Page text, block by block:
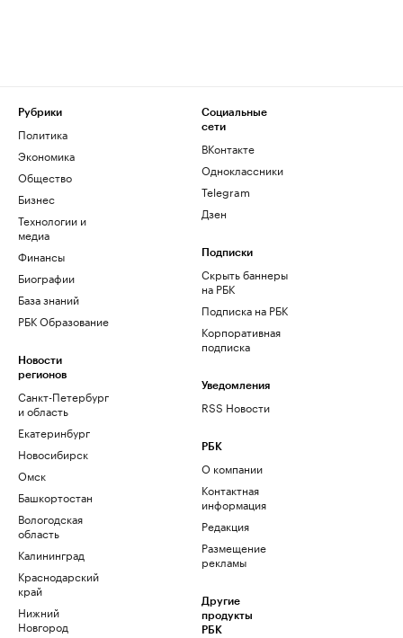
Рубрики
Политика
Экономика
Общество
Бизнес
Технологии и
медиа
Финансы
Биографии
База знаний
РБК Образование
Новости
регионов
Санкт-Петербург
и область
Екатеринбург
Новосибирск
Омск
Башкортостан
Вологодская
область
Калининград
Краснодарский
край
Нижний
Новгород
Социальные
сети
ВКонтакте
Одноклассники
Telegram
Дзен
Подписки
Скрыть баннеры
на РБК
Подписка на РБК
Корпоративная
подписка
Уведомления
RSS Новости
РБК
О компании
Контактная
информация
Редакция
Размещение
рекламы
Другие
продукты
РБК